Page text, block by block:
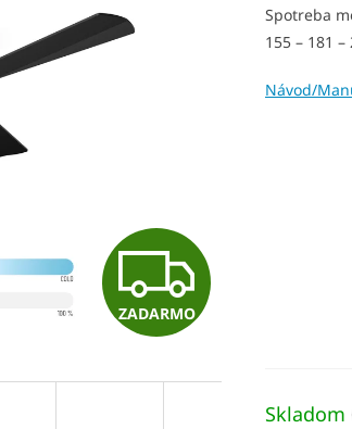
Z
A
ZADARMO
Skladom
Spotreba
155 – 181
Návod/